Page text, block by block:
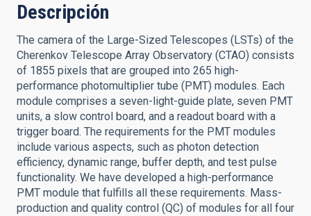
Descripción
The camera of the Large-Sized Telescopes (LSTs) of the
Cherenkov Telescope Array Observatory (CTAO) consists
of 1855 pixels that are grouped into 265 high-
performance photomultiplier tube (PMT) modules. Each
module comprises a seven-light-guide plate, seven PMT
units, a slow control board, and a readout board with a
trigger board. The requirements for the PMT modules
include various aspects, such as photon detection
efficiency, dynamic range, buffer depth, and test pulse
functionality. We have developed a high-performance
PMT module that fulfills all these requirements. Mass-
production and quality control (QC) of modules for all four